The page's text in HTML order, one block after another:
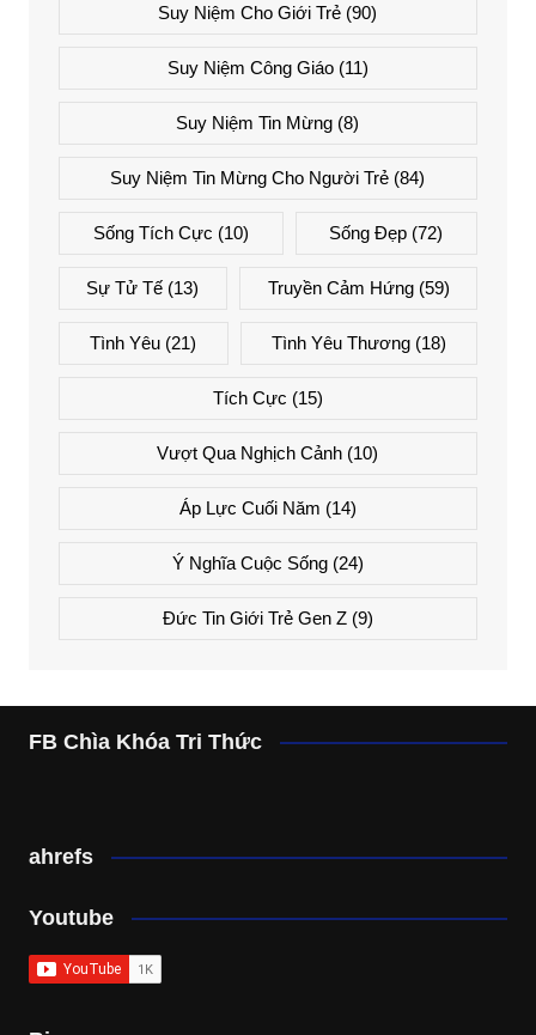
Suy Niệm Cho Giới Trẻ (90)
Suy Niệm Công Giáo(11)
Suy Niệm Tin Mừng (8)
Suy Niệm Tin Mừng Cho Người Trẻ (84)
Sống Tích Cực (10) Sống Đẹp (72)
Sự Tử Tế (13) Truyền Cảm Hứng(59)
Tình Yêu (21) Tình Yêu Thương(18)
Tích Cực (15)
Vượt Qua Nghịch Cảnh (10)
Áp Lực Cuối Năm (14)
Ý Nghĩa Cuộc Sống(24)
Đức Tin Giới Trẻ Gen Z(9)
FB Chìa Khóa Tri Thức
ahrefs
Youtube